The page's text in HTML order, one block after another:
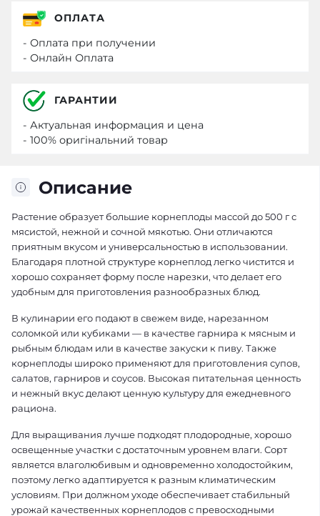
Описание
Растение образует большие корнеплоды массой до 500 г с
мясистой, нежной и сочной мякотью. Они отличаются
приятным вкусом и универсальностью в использовании.
Благодаря плотной структуре корнеплод легко чистится и
хорошо сохраняет форму после нарезки, что делает его
удобным для приготовления разнообразных блюд.
В кулинарии его подают в свежем виде, нарезанном
соломкой или кубиками — в качестве гарнира к мясным и
рыбным блюдам или в качестве закуски к пиву. Также
корнеплоды широко применяют для приготовления супов,
салатов, гарниров и соусов. Высокая питательная ценность
и нежный вкус делают ценную культуру для ежедневного
рациона.
Для выращивания лучше подходят плодородные, хорошо
освещенные участки с достаточным уровнем влаги. Сорт
является влаголюбивым и одновременно холодостойким,
поэтому легко адаптируется к разным климатическим
условиям. При должном уходе обеспечивает стабильный
урожай качественных корнеплодов с превосходными
ОПЛАТА
- Оплата при получении
- Онлайн Оплата
ГАРАНТИИ
- Актуальная информация и цена
- 100% оригінальний товар